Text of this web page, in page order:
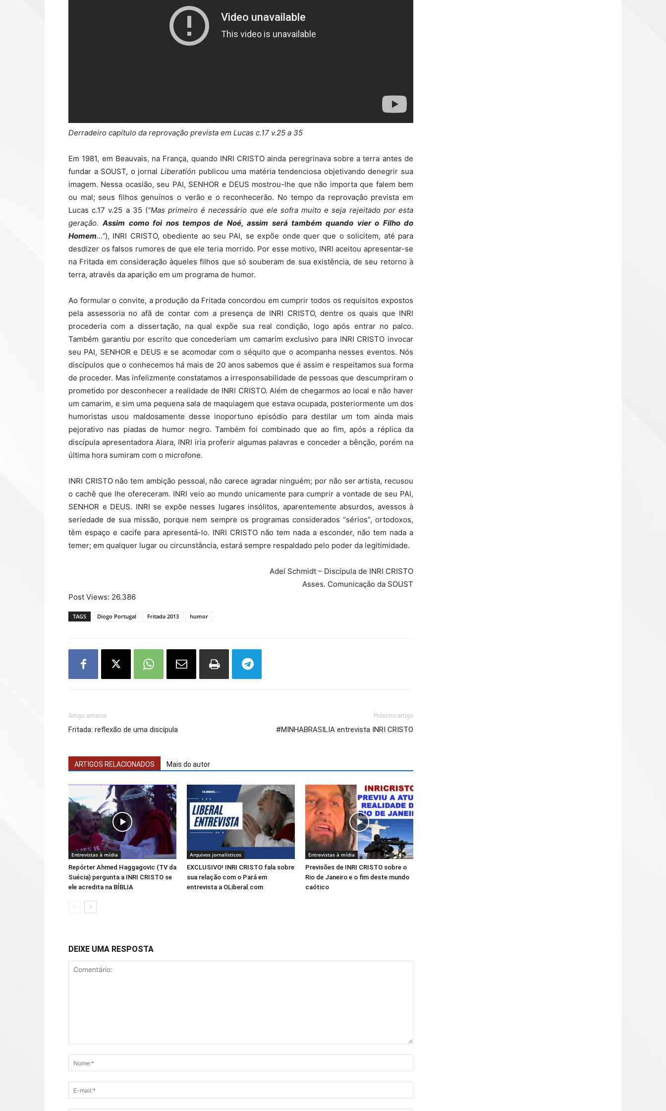
Derradeiro capítulo da reprovação prevista em Lucas c.17 v.25 a 35
Em 1981, em Beauvais, na França, quando INRI CRISTO ainda peregrinava sobre a terra antes de
fundar a SOUST, o jornal Liberatión publicou uma matéria tendenciosa objetivando denegrir sua
imagem. Nessa ocasião, seu PAI, SENHOR e DEUS mostrou-lhe que não importa que falem bem
ou mal; seus filhos genuínos o verão e o reconhecerão. No tempo da reprovação prevista em
Lucas c.17 v.25 a 35 (“Mas primeiro é necessário que ele sofra muito e seja rejeitado por esta
geração.Assim como foi nos tempos de Noé, assim será também quando vier o Filho do
Homem…”), INRI CRISTO, obediente ao seu PAI, se expõe onde quer que o solicitem, até para
desdizer os falsos rumores de que ele teria morrido. Por esse motivo, INRI aceitou apresentar-se
na Fritada em consideração àqueles filhos que só souberam de sua existência, de seu retorno à
terra, através da aparição em um programa de humor.
Ao formular o convite, a produção da Fritada concordou em cumprir todos os requisitos expostos
pela assessoria no afã de contar com a presença de INRI CRISTO, dentre os quais que INRI
procederia com a dissertação, na qual expõe sua real condição, logo após entrar no palco.
Também garantiu por escrito que concederiam um camarim exclusivo para INRI CRISTO invocar
seu PAI, SENHOR e DEUS e se acomodar com o séquito que o acompanha nesses eventos. Nós
discípulos que o conhecemos há mais de 20 anos sabemos que é assim e respeitamos sua forma
de proceder. Mas infelizmente constatamos a irresponsabilidade de pessoas que descumpriram o
prometido por desconhecer a realidade de INRI CRISTO. Além de chegarmos ao local e não haver
um camarim, e sim uma pequena sala de maquiagem que estava ocupada, posteriormente um dos
humoristas usou maldosamente desse inoportuno episódio para destilar um tom ainda mais
pejorativo nas piadas de humor negro. Também foi combinado que ao fim, após a réplica da
discípula apresentadora Alara, INRI iria proferir algumas palavras e conceder a bênção, porém na
última hora sumiram com o microfone.
INRI CRISTO não tem ambição pessoal, não carece agradar ninguém; por não ser artista, recusou
o cachê que lhe ofereceram. INRI veio ao mundo unicamente para cumprir a vontade de seu PAI,
SENHOR e DEUS. INRI se expõe nesses lugares insólitos, aparentemente absurdos, avessos à
seriedade de sua missão, porque nem sempre os programas considerados “sérios”, ortodoxos,
têm espaço e cacife para apresentá-lo. INRI CRISTO não tem nada a esconder, não tem nada a
temer; em qualquer lugar ou circunstância, estará sempre respaldado pelo poder da legitimidade.
Adeí Schmidt – Discípula de INRI CRISTO
Asses. Comunicação da SOUST
Post Views: 26.386
TAGS Diogo Portugal Fritada 2013 humor
Artigo anterior
Fritada: reflexão de uma discípula
Próximo artigo
#MINHABRASILIA entrevista INRI CRISTO
ARTIGOS RELACIONADOS Mais do autor
Entrevistas à mídia
Repórter Ahmed Haggagovic (TV da
Suécia) pergunta a INRI CRISTO se
ele acredita na BÍBLIA
Arquivos jornalísticos
EXCLUSIVO! INRI CRISTO fala sobre
sua relação com o Pará em
entrevista a OLiberal.com
Entrevistas à mídia
Previsões de INRI CRISTO sobre o
Rio de Janeiro e o fim deste mundo
caótico
DEIXE UMA RESPOSTA